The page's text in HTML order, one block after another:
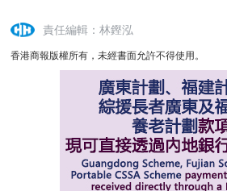
責任編輯：林鏗泓
香港商報版權所有，未經書面允許不得使用。